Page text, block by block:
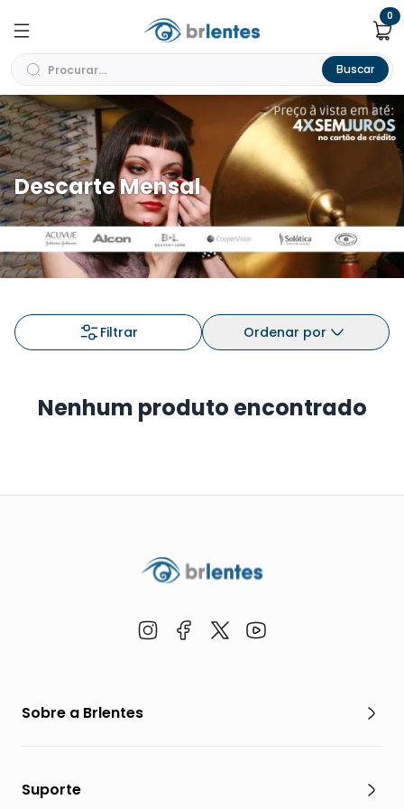
Buscar
0
Descarte Mensal
Filtrar Ordenar por
Nenhum produto encontrado
Sobre a Brlentes
Suporte